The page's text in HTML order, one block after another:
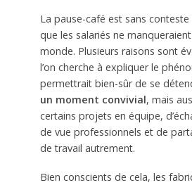
La pause-café est sans conteste
que les salariés ne
monde. Plusieurs raisons sont
l’on cherche à expliquer le
permettrait bien-sûr de se
un moment convivial, mais
certains projets en équipe,
de vue professionnels et de
de travail autrement.
Bien conscients de cela, les